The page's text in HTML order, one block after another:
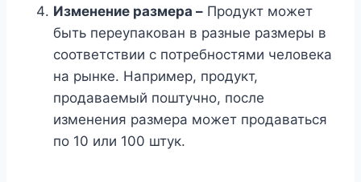
Изменение размера – Продукт может
быть переупакован в разные размеры в
соответствии с потребностями человека
на рынке. Например, продукт,
продаваемый поштучно, после
изменения размера может продаваться
по 10 или 100 штук.